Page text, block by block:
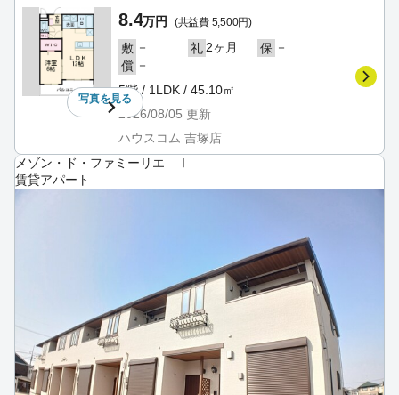
写真を見る
8.4万円 (共益費 5,500円)
敷 － 礼 2ヶ月 保 －
償 －
5階 / 1LDK / 45.10㎡
2026/08/05 更新
ハウスコム 吉塚店
メゾン・ド・ファミーリエ Ⅰ
賃貸アパート